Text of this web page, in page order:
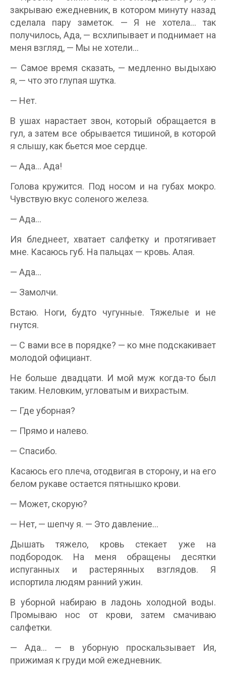
закрываю ежедневник, в котором минуту назад
сделала пару заметок. — Я не хотела… так
получилось, Ада, — всхлипывает и поднимает на
меня взгляд, — Мы не хотели…
— Самое время сказать, — медленно выдыхаю
я, — что это глупая шутка.
— Нет.
В ушах нарастает звон, который обращается в
гул, а затем все обрывается тишиной, в которой
я слышу, как бьется мое сердце.
— Ада… Ада!
Голова кружится. Под носом и на губах мокро.
Чувствую вкус соленого железа.
— Ада…
Ия бледнеет, хватает салфетку и протягивает
мне. Касаюсь губ. На пальцах — кровь. Алая.
— Ада…
— Замолчи.
Встаю. Ноги, будто чугунные. Тяжелые и не
гнутся.
— С вами все в порядке? — ко мне подскакивает
молодой официант.
Не больше двадцати. И мой муж когда-то был
таким. Неловким, угловатым и вихрастым.
— Где уборная?
— Прямо и налево.
— Спасибо.
Касаюсь его плеча, отодвигая в сторону, и на его
белом рукаве остается пятнышко крови.
— Может, скорую?
— Нет, — шепчу я. — Это давление…
Дышать тяжело, кровь стекает уже на
подбородок. На меня обращены десятки
испуганных и растерянных взглядов. Я
испортила людям ранний ужин.
В уборной набираю в ладонь холодной воды.
Промываю нос от крови, затем смачиваю
салфетки.
— Ада… — в уборную проскальзывает Ия,
прижимая к груди мой ежедневник.